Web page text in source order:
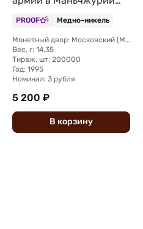
PROOF Медно-никель
Монетный двор: Московский (ММД)
Вес, г: 14,35
Тираж, шт: 200000
Год: 1995
Номинал: 3 рубля
5 200 ₽
В корзину